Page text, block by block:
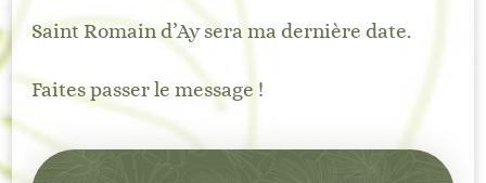
Saint Romain d’Ay sera ma dernière date.
Faites passer le message !